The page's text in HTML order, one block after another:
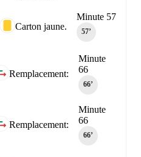
Minute 57
57‎’‎
Carton jaune.
Minute
66
66‎’‎
Remplacement:
Minute
66
66‎’‎
Remplacement: